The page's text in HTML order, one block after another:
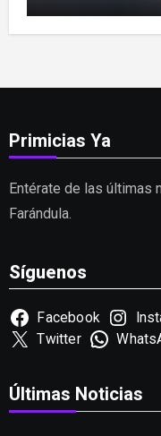
Primicias Ya
Entérate de las últimas
Farándula.
Síguenos
Facebook
Twitter
Últimas Noticias